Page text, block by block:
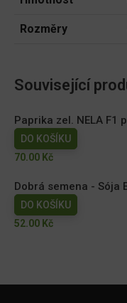
Rozměry
Související
Paprika zel. NELA F1
DO KOŠÍKU
70.00 Kč
Dobrá semena - Sója
DO KOŠÍKU
52.00 Kč